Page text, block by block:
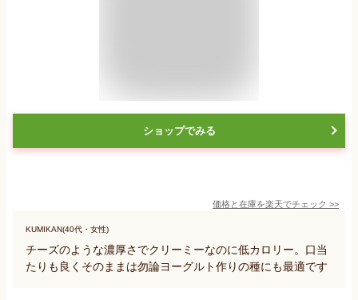
ショップでみる
価格と在庫を楽天でチェック >>
KUMIKAN(40代・女性)
チーズのような濃厚さでクリーミーなのに低カロリー。口当
たりも良くそのままは勿論ヨーグルト作りの種にも最適です